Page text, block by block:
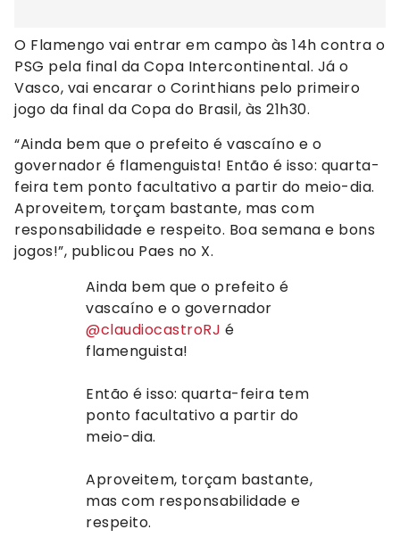
O Flamengo vai entrar em campo às 14h contra o
PSG pela final da Copa Intercontinental. Já o
Vasco, vai encarar o Corinthians pelo primeiro
jogo da final da Copa do Brasil, às 21h30.
“Ainda bem que o prefeito é vascaíno e o
governador é flamenguista! Então é isso: quarta-
feira tem ponto facultativo a partir do meio-dia.
Aproveitem, torçam bastante, mas com
responsabilidade e respeito. Boa semana e bons
jogos!”, publicou Paes no X.
Ainda bem que o prefeito é
vascaíno e o governador
@claudiocastroRJ é
flamenguista!
Então é isso: quarta-feira tem
ponto facultativo a partir do
meio-dia.
Aproveitem, torçam bastante,
mas com responsabilidade e
respeito.